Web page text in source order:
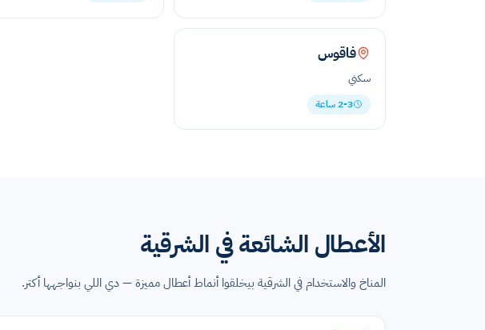
فاقوس
سكني
2-3 ساعة
الأعطال الشائعة في الشرقية
المناخ والاستخدام في الشرقية بيخلقوا أنماط أعطال مميزة — دي اللي بنواجهها أكتر.